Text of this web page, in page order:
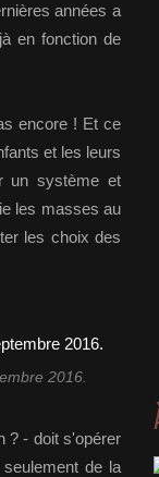
années a
en fonction de
encore ! Et ce
et les leurs
un système et
les masses au
les choix des
2016.
? - doit s'opérer
de la